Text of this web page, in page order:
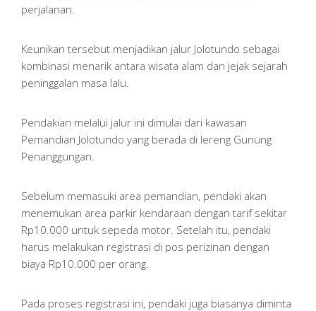
perjalanan.
Keunikan tersebut menjadikan jalur Jolotundo sebagai
kombinasi menarik antara wisata alam dan jejak sejarah
peninggalan masa lalu.
Pendakian melalui jalur ini dimulai dari kawasan
Pemandian Jolotundo yang berada di lereng Gunung
Penanggungan.
Sebelum memasuki area pemandian, pendaki akan
menemukan area parkir kendaraan dengan tarif sekitar
Rp10.000 untuk sepeda motor. Setelah itu, pendaki
harus melakukan registrasi di pos perizinan dengan
biaya Rp10.000 per orang.
Pada proses registrasi ini, pendaki juga biasanya diminta